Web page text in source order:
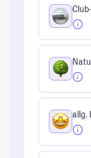
allg.